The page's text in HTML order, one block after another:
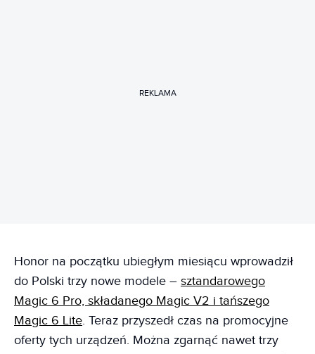
REKLAMA
Honor na początku ubiegłym miesiącu wprowadził
do Polski trzy nowe modele – sztandarowego
Magic 6 Pro, składanego Magic V2 i tańszego
Magic 6 Lite. Teraz przyszedł czas na promocyjne
oferty tych urządzeń. Można zgarnąć nawet trzy